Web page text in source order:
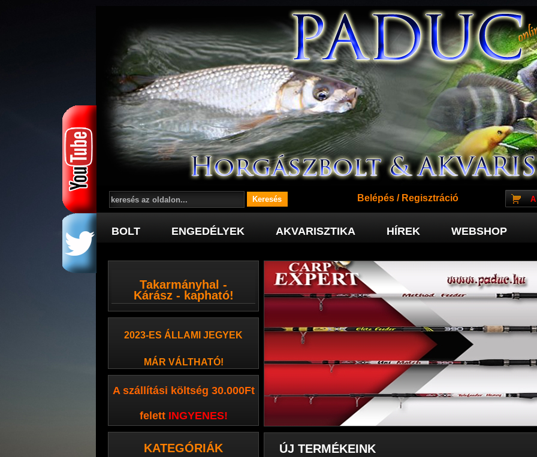
Belépés/ Regisztráció
BOLT ENGEDÉLYEK AKVARISZTIKA HÍREK WEBSHOP
Takarmányhal -
Kárász - kapható!
2023-ES ÁLLAMI JEGYEK
MÁR VÁLTHATÓ!
A szállítási költség 30.000Ft
felett INGYENES!
KATEGÓRIÁK ÚJ TERMÉKEINK